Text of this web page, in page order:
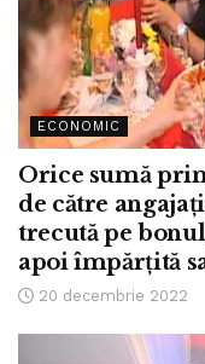
ECONOMIC
Orice sumă
de către
trecută pe
apoi împărțită
20 decembrie 2022